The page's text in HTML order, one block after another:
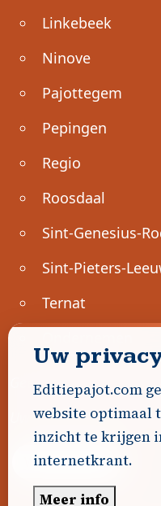
Linkebeek
Ninove
Pajottegem
Pepingen
Regio
Roosdaal
Sint-Genesius-
Sint-Pieters-
Ternat
Geen advertenties
Uw advertentie hier?
Word Partner!
Uw
Editiepajot.com
website optimaal
inzicht te krijgen
internetkrant.
Meer info